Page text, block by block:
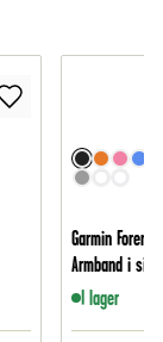
Garmin
Armband i
I lager